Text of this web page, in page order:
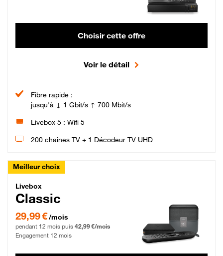
Choisir cette offre
Voir le détail
Fibre rapide :
jusqu'à ↓ 1 Gbit/s ↑ 700 Mbit/s
Livebox 5 : Wifi 5
200 chaînes TV + 1 Décodeur TV UHD
Meilleur choix
Livebox Classic Fibre
Livebox
Classic
29,99 € par mois pendant 12 mois puis 42,99 € par mois, Engagement 12 mois
29,99 €/mois
pendant 12 mois puis 42,99 €/mois
Engagement 12 mois